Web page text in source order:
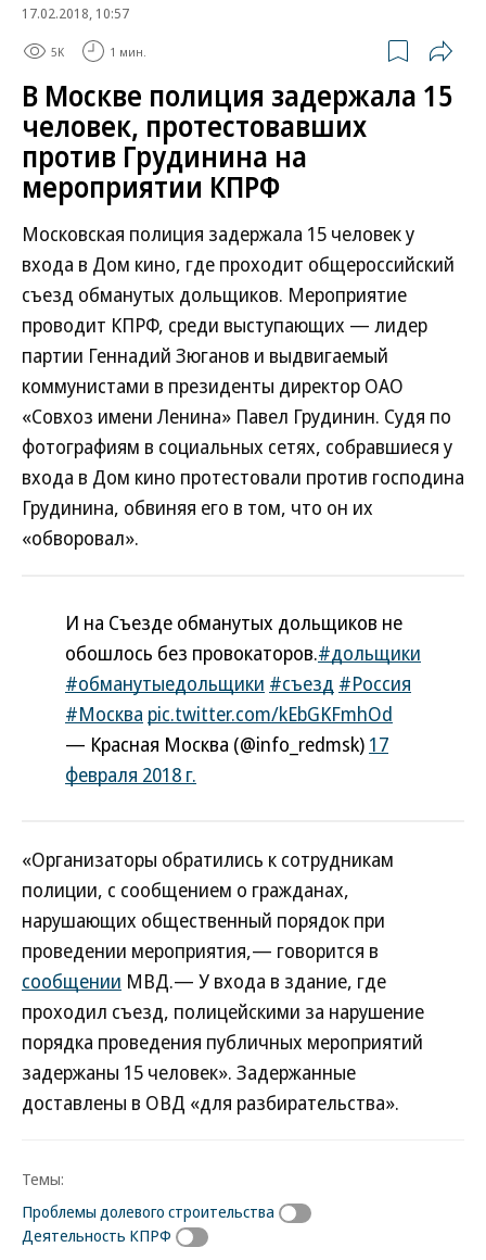
17.02.2018, 10:57
5K 1 мин.
В Москве полиция задержала 15
человек, протестовавших
против Грудинина на
мероприятии КПРФ
Московская полиция задержала 15 человек у
входа в Дом кино, где проходит общероссийский
съезд обманутых дольщиков. Мероприятие
проводит КПРФ, среди выступающих — лидер
партии Геннадий Зюганов и выдвигаемый
коммунистами в президенты директор ОАО
«Совхоз имени Ленина» Павел Грудинин. Судя по
фотографиям в социальных сетях, собравшиеся у
входа в Дом кино протестовали против господина
Грудинина, обвиняя его в том, что он их
«обворовал».
И на Съезде обманутых дольщиков не
обошлось без провокаторов.#дольщики
#обманутыедольщики #съезд #Россия
#Москва pic.twitter.com/kEbGKFmhOd
— Красная Москва (@info_redmsk) 17
февраля 2018 г.
«Организаторы обратились к сотрудникам
полиции, с сообщением о гражданах,
нарушающих общественный порядок при
проведении мероприятия,— говорится в
сообщении МВД.— У входа в здание, где
проходил съезд, полицейскими за нарушение
порядка проведения публичных мероприятий
задержаны 15 человек». Задержанные
доставлены в ОВД «для разбирательства».
Темы:
Проблемы долевого строительства
Деятельность КПРФ